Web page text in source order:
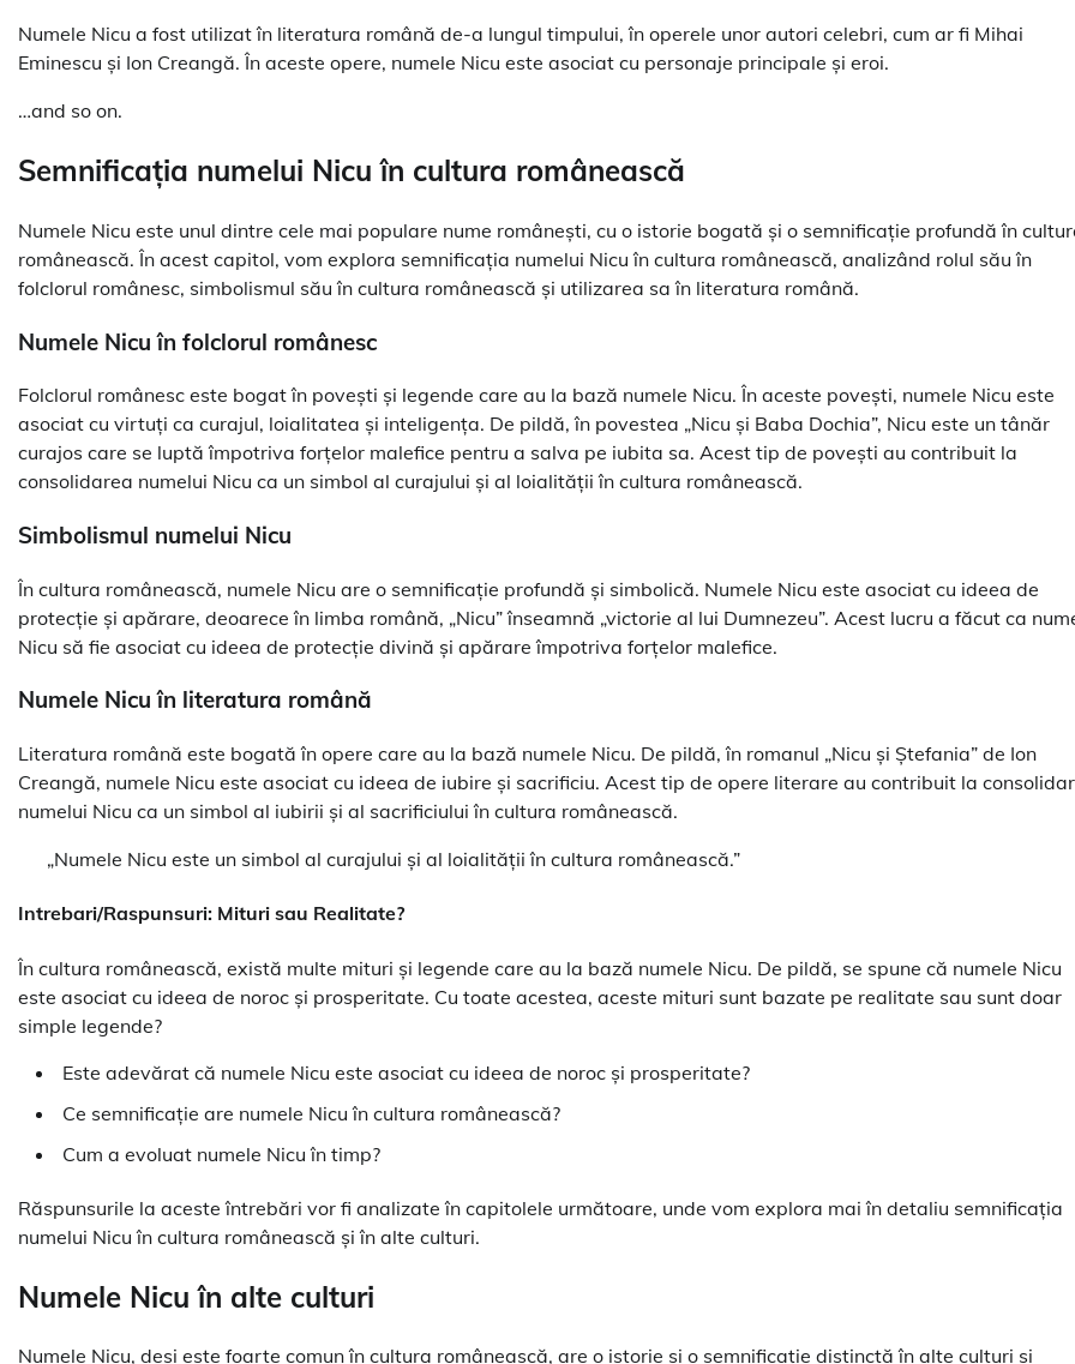
Numele Nicu a fost utilizat în literatura română de-a lungul timpului, în operele unor autori celebri, cum ar fi Mihai
Eminescu și Ion Creangă. În aceste opere, numele Nicu este asociat cu personaje principale și eroi.
…and so on.
Semnificația numelui Nicu în cultura românească
Numele Nicu este unul dintre cele mai populare nume românești, cu o istorie bogată și o semnificație profundă în
românească. În acest capitol, vom explora semnificația numelui Nicu în cultura românească, analizând rolul său în
folclorul românesc, simbolismul său în cultura românească și utilizarea sa în literatura română.
Numele Nicu în folclorul românesc
Folclorul românesc este bogat în povești și legende care au la bază numele Nicu. În aceste povești, numele Nicu este
asociat cu virtuți ca curajul, loialitatea și inteligența. De pildă, în povestea „Nicu și Baba Dochia”, Nicu este un tânăr
curajos care se luptă împotriva forțelor malefice pentru a salva pe iubita sa. Acest tip de povești au contribuit la
consolidarea numelui Nicu ca un simbol al curajului și al loialității în cultura românească.
Simbolismul numelui Nicu
În cultura românească, numele Nicu are o semnificație profundă și simbolică. Numele Nicu este asociat cu ideea de
protecție și apărare, deoarece în limba română, „Nicu” înseamnă „victorie al lui Dumnezeu”. Acest lucru a făcut ca
Nicu să fie asociat cu ideea de protecție divină și apărare împotriva forțelor malefice.
Numele Nicu în literatura română
Literatura română este bogată în opere care au la bază numele Nicu. De pildă, în romanul „Nicu și Ștefania” de Ion
Creangă, numele Nicu este asociat cu ideea de iubire și sacrificiu. Acest tip de opere literare au contribuit la
numelui Nicu ca un simbol al iubirii și al sacrificiului în cultura românească.
„Numele Nicu este un simbol al curajului și al loialității în cultura românească.”
Intrebari/Raspunsuri: Mituri sau Realitate?
În cultura românească, există multe mituri și legende care au la bază numele Nicu. De pildă, se spune că numele Nicu
este asociat cu ideea de noroc și prosperitate. Cu toate acestea, aceste mituri sunt bazate pe realitate sau sunt doar
simple legende?
Este adevărat că numele Nicu este asociat cu ideea de noroc și prosperitate?
Ce semnificație are numele Nicu în cultura românească?
Cum a evoluat numele Nicu în timp?
Răspunsurile la aceste întrebări vor fi analizate în capitolele următoare, unde vom explora mai în detaliu semnificația
numelui Nicu în cultura românească și în alte culturi.
Numele Nicu în alte culturi
Numele Nicu, deși este foarte comun în cultura românească, are o istorie și o semnificație distinctă în alte culturi și